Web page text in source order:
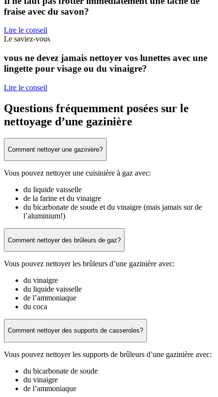
fraise avec du savon?
Lire le conseil
Le saviez-vous
vous ne devez jamais nettoyer vos lunettes avec une
lingette pour visage ou du vinaigre?
Lire le conseil
Questions fréquemment posées sur le
nettoyage d’une gazinière
Comment nettoyer une gazinière?
Vous pouvez nettoyer une cuisinière à gaz avec:
du liquide vaisselle
de la farine et du vinaigre
du bicarbonate de soude et du vinaigre (mais jamais sur de
l’aluminium!)
Comment nettoyer des brûleurs de gaz?
Vous pouvez nettoyer les brûleurs d’une gazinière avec:
du vinaigre
du liquide vaisselle
de l’ammoniaque
du coca
Comment nettoyer des supports de casseroles?
Vous pouvez nettoyer les supports de brûleurs d’une gazinière avec:
du bicarbonate de soude
du vinaigre
de l’ammoniaque